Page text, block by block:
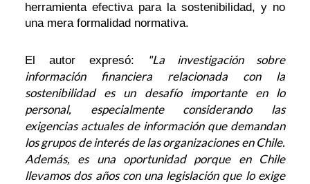
herramienta efectiva para la sostenibilidad, y no
una mera formalidad normativa.
El autor expresó:
"La investigación sobre
información financiera relacionada con la
sostenibilidad es un desafío importante en lo
personal, especialmente considerando las
exigencias actuales de información que demandan
los grupos de interés de las organizaciones en Chile.
Además, es una oportunidad porque en Chile
llevamos dos años con una legislación que lo exige